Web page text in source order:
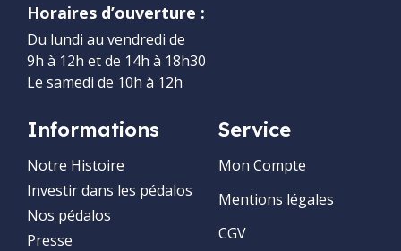
Horaires d’ouverture :
Du lundi au vendredi de
9h à 12h et de 14h à 18h30
Le samedi de 10h à 12h
Informations
Notre Histoire
Investir dans les pédalos
Nos pédalos
Presse
Service
Mon Compte
Mentions légales
CGV